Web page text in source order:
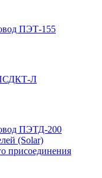
ПЭТ-155
Л
ПЭТД-200
(Solar)
присоединения